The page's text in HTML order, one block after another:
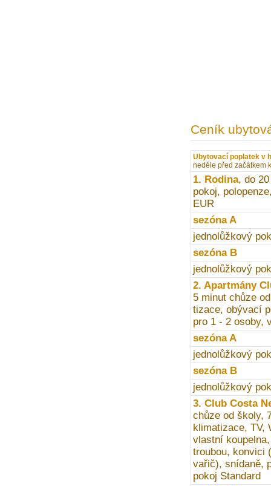
Ceník
Ubytovací poplatek v
neděle před začátkem
1. Rodina, do
pokoj,
EUR
sezóna A
jednolůžkový
sezóna B
jednolůžkový
2. Apartmány
5 minut chůze
tizace, obývací
pro 1 - 2 osoby,
sezóna A
jednolůžkový
sezóna B
jednolůžkový
3. Club Costa
chůze od školy,
klimatizace, TV,
vlastní
troubou, konvici
vařič), snídaně,
pokoj Standard